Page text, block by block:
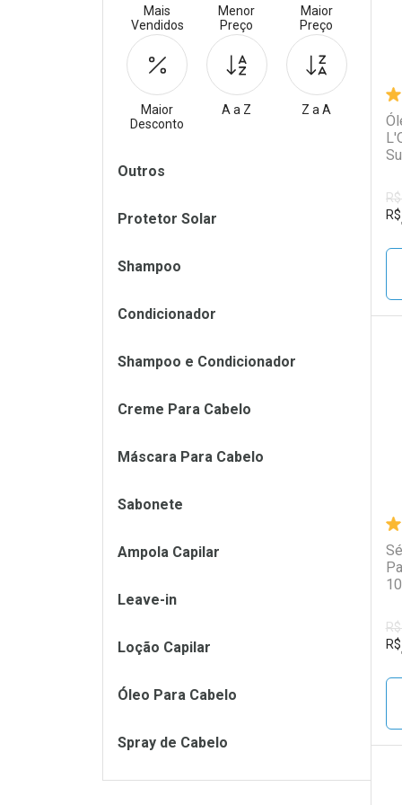
R$
R$
Mais
Vendidos
Menor
Preço
Maior
Preço
Maior
Desconto
A a Z Z a A
Filtros
Outros
Protetor Solar
Shampoo
Condicionador
Shampoo e Condicionador
Creme Para Cabelo
Máscara Para Cabelo
Sabonete
Ampola Capilar
Leave-in
Loção Capilar
Óleo Para Cabelo
Spray de Cabelo